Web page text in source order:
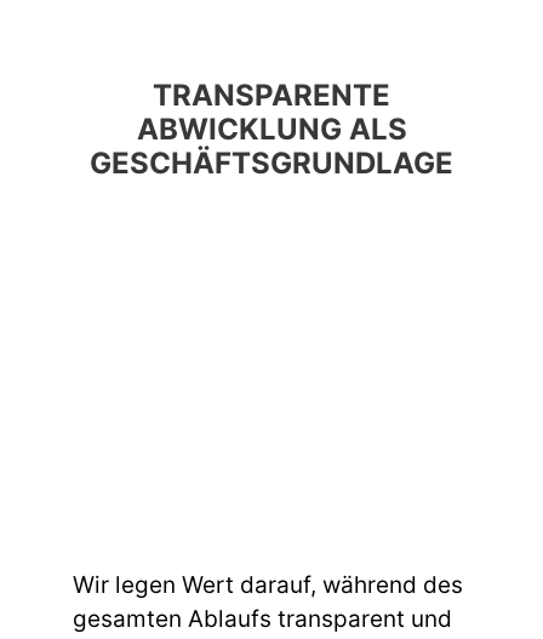
TRANSPARENTE
ABWICKLUNG ALS
GESCHÄFTSGRUNDLAGE
Wir legen Wert darauf, während des
gesamten Ablaufs transparent und